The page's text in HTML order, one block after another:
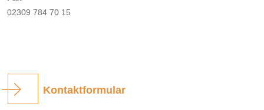
02309 784 70 15
Kontaktformular